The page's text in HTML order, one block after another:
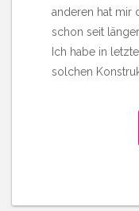
anderen hat mir
schon seit
Ich habe in
solchen